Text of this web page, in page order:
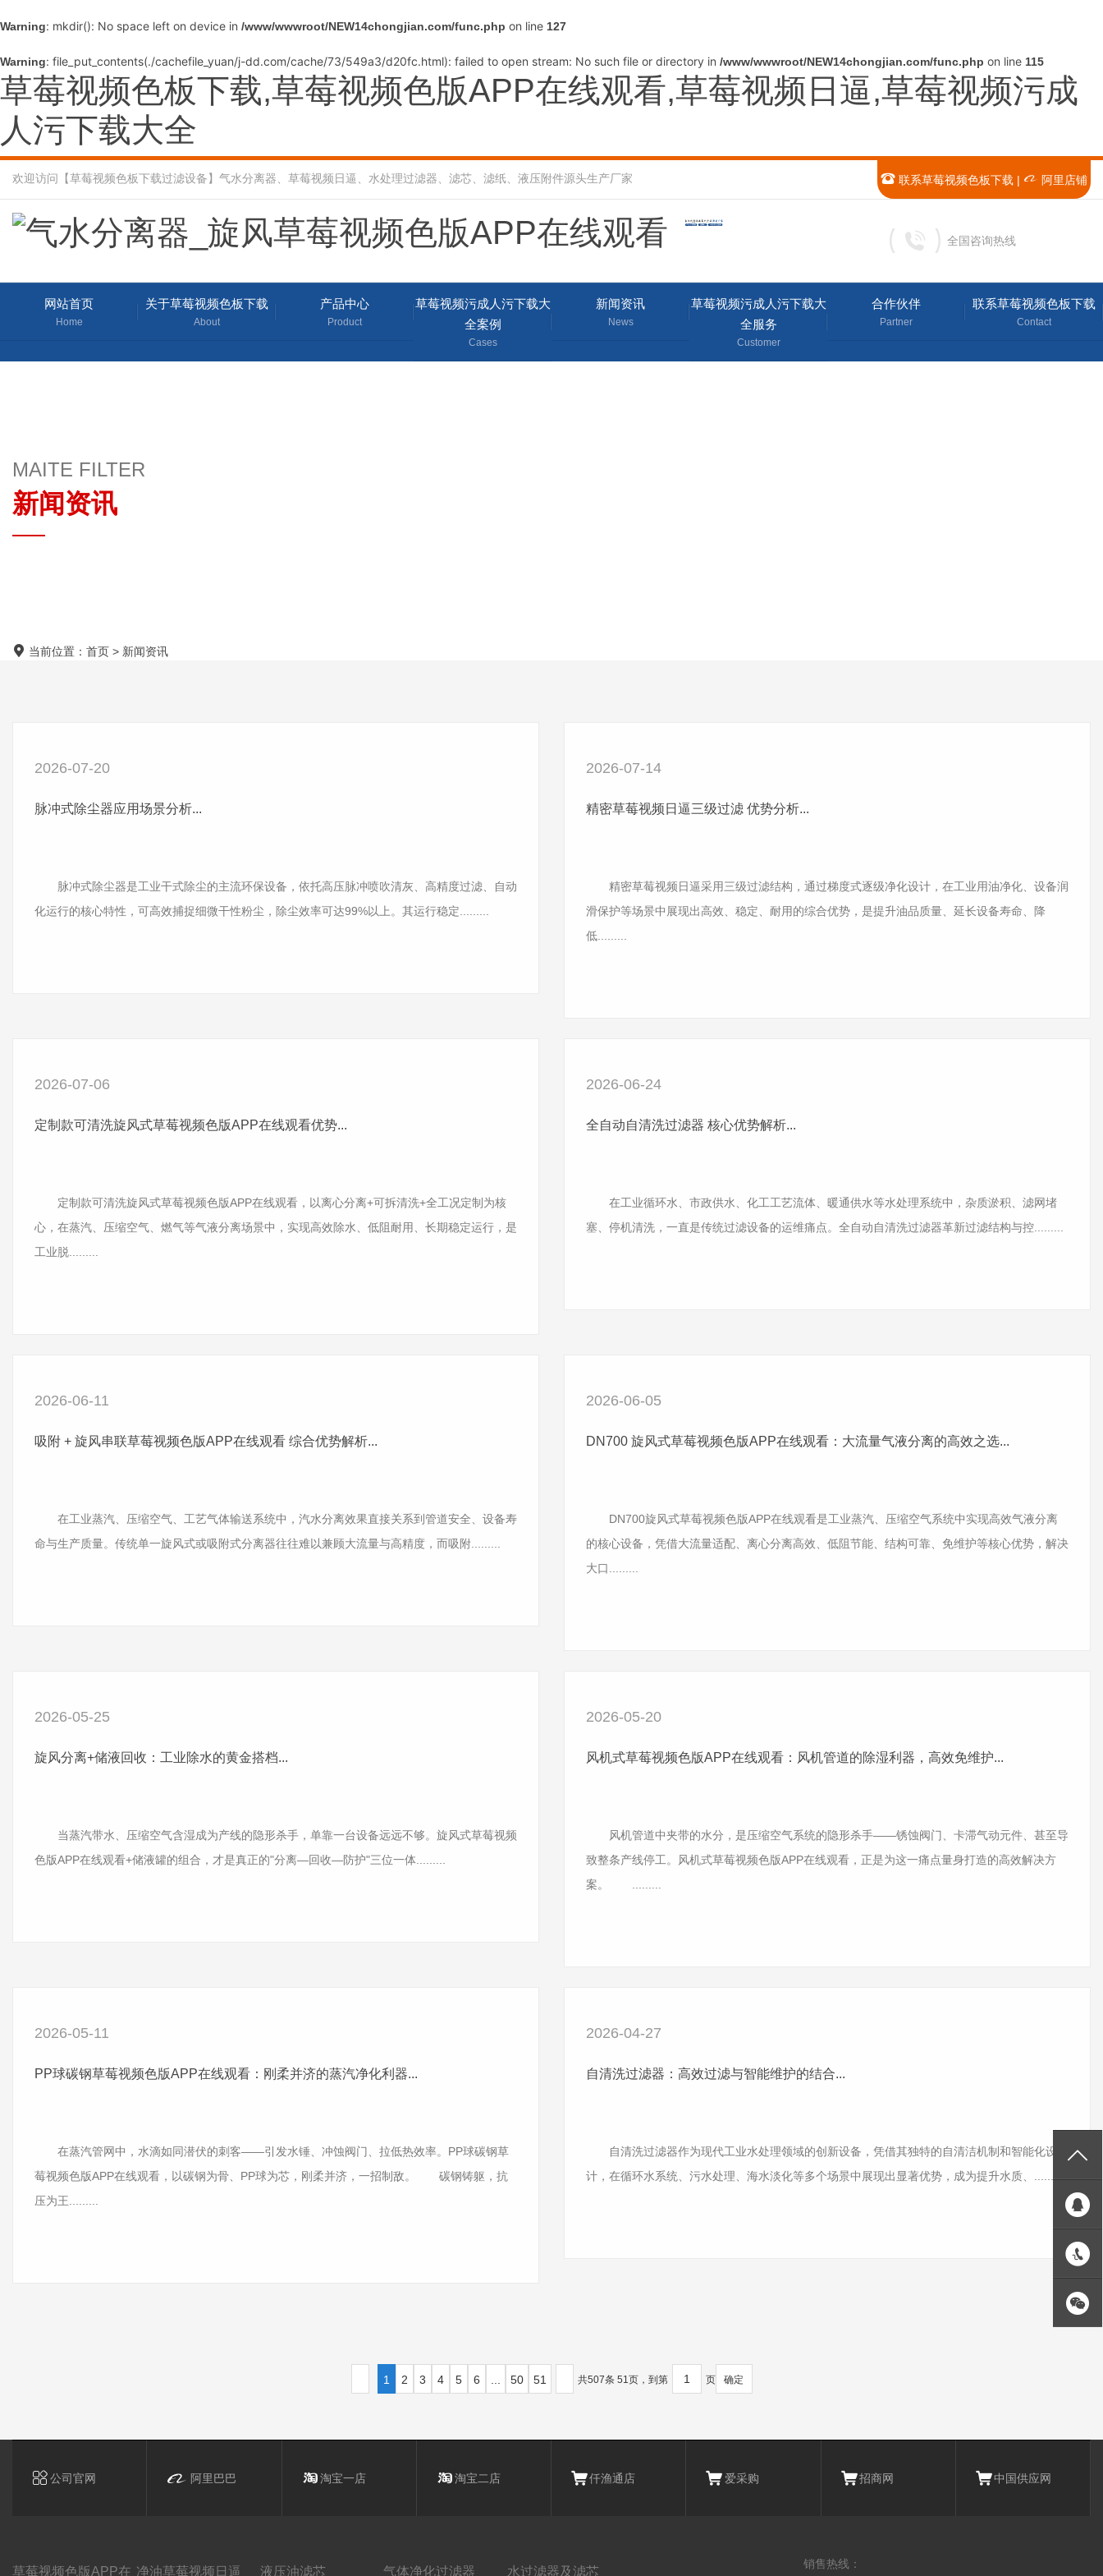
Warning: mkdir(): No space left on device in /www/wwwroot/NEW14chongjian.com/func.php on line 127
Warning: file_put_contents(./cachefile_yuan/j-dd.com/cache/73/549a3/d20fc.html): failed to open stream: No such file or directory in /www/wwwroot/NEW14chongjian.com/func.php on line 115
草莓视频色板下载,草莓视频色版APP在线观看,草莓视频日逼,草莓视频污成
人污下载大全
欢迎访问【草莓视频色板下载过滤设备】气水分离器、草莓视频日逼、水处理过滤器、滤芯、滤纸、液压附件源头生产厂家 联系草莓视频色板下载 | 阿里店铺
全国咨询热线
网站首页
Home
关于草莓视频色板下载
About
产品中心
Product
草莓视频污成人污下载大
全案例
Cases
新闻资讯
News
草莓视频污成人污下载大
全服务
Customer
合作伙伴
Partner
联系草莓视频色板下载
Contact
MAITE FILTER
新闻资讯
当前位置： 首页 > 新闻资讯
2026-07-20
脉冲式除尘器应用场景分析...
脉冲式除尘器是工业干式除尘的主流环保设备，依托高压脉冲喷吹清灰、高精度过滤、自动
化运行的核心特性，可高效捕捉细微干性粉尘，除尘效率可达99%以上。其运行稳定.........
2026-07-14
精密草莓视频日逼三级过滤 优势分析...
精密草莓视频日逼采用三级过滤结构，通过梯度式逐级净化设计，在工业用油净化、设备润
滑保护等场景中展现出高效、稳定、耐用的综合优势，是提升油品质量、延长设备寿命、降
低.........
2026-07-06
定制款可清洗旋风式草莓视频色版APP在线观看优势...
定制款可清洗旋风式草莓视频色版APP在线观看，以离心分离+可拆清洗+全工况定制为核
心，在蒸汽、压缩空气、燃气等气液分离场景中，实现高效除水、低阻耐用、长期稳定运行，是
工业脱.........
2026-06-24
全自动自清洗过滤器 核心优势解析...
在工业循环水、市政供水、化工工艺流体、暖通供水等水处理系统中，杂质淤积、滤网堵
塞、停机清洗，一直是传统过滤设备的运维痛点。全自动自清洗过滤器革新过滤结构与控.........
2026-06-11
吸附 + 旋风串联草莓视频色版APP在线观看 综合优势解析...
在工业蒸汽、压缩空气、工艺气体输送系统中，汽水分离效果直接关系到管道安全、设备寿
命与生产质量。传统单一旋风式或吸附式分离器往往难以兼顾大流量与高精度，而吸附.........
2026-06-05
DN700 旋风式草莓视频色版APP在线观看：大流量气液分离的高效之选...
DN700旋风式草莓视频色版APP在线观看是工业蒸汽、压缩空气系统中实现高效气液分离
的核心设备，凭借大流量适配、离心分离高效、低阻节能、结构可靠、免维护等核心优势，解决
大口.........
2026-05-25
旋风分离+储液回收：工业除水的黄金搭档...
当蒸汽带水、压缩空气含湿成为产线的隐形杀手，单靠一台设备远远不够。旋风式草莓视频
色版APP在线观看+储液罐的组合，才是真正的"分离—回收—防护"三位一体.........
2026-05-20
风机式草莓视频色版APP在线观看：风机管道的除湿利器，高效免维护...
风机管道中夹带的水分，是压缩空气系统的隐形杀手——锈蚀阀门、卡滞气动元件、甚至导
致整条产线停工。风机式草莓视频色版APP在线观看，正是为这一痛点量身打造的高效解决方
案。 .........
2026-05-11
PP球碳钢草莓视频色版APP在线观看：刚柔并济的蒸汽净化利器...
在蒸汽管网中，水滴如同潜伏的刺客——引发水锤、冲蚀阀门、拉低热效率。PP球碳钢草
莓视频色版APP在线观看，以碳钢为骨、PP球为芯，刚柔并济，一招制敌。 碳钢铸躯，抗
压为王.........
2026-04-27
自清洗过滤器：高效过滤与智能维护的结合...
自清洗过滤器作为现代工业水处理领域的创新设备，凭借其独特的自清洁机制和智能化设
计，在循环水系统、污水处理、海水淡化等多个场景中展现出显著优势，成为提升水质、.........
1 2 3 4 5 6 ... 50 51 共507条 51页，到第 页 确定
公司官网 阿里巴巴 淘宝一店 淘宝二店 仟渔通店 爱采购 招商网 中国供应网
草莓视频色版APP在 净油草莓视频日逼 液压油滤芯 气体净化过滤器 水过滤器及滤芯
销售热线：